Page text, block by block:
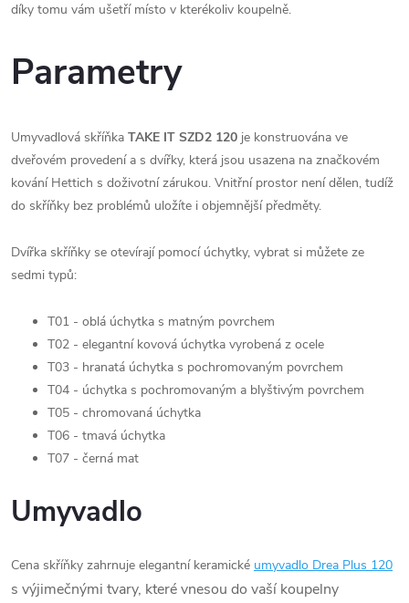
díky tomu vám ušetří místo v kterékoliv koupelně.
Parametry
Umyvadlová skříňka TAKE IT SZD2 120 je konstruována ve
dveřovém provedení a s dvířky, která jsou usazena na značkovém
kování Hettich s doživotní zárukou. Vnitřní prostor není dělen, tudíž
do skříňky bez problémů uložíte i objemnější předměty.
Dvířka skříňky se otevírají pomocí úchytky, vybrat si můžete ze
sedmi typů:
T01 - oblá úchytka s matným povrchem
T02 - elegantní kovová úchytka vyrobená z ocele
T03 - hranatá úchytka s pochromovaným povrchem
T04 - úchytka s pochromovaným a blyštivým povrchem
T05 - chromovaná úchytka
T06 - tmavá úchytka
T07 - černá mat
Umyvadlo
Cena skříňky zahrnuje elegantní keramické umyvadlo Drea Plus 120
s výjimečnými tvary, které vnesou do vaší koupelny